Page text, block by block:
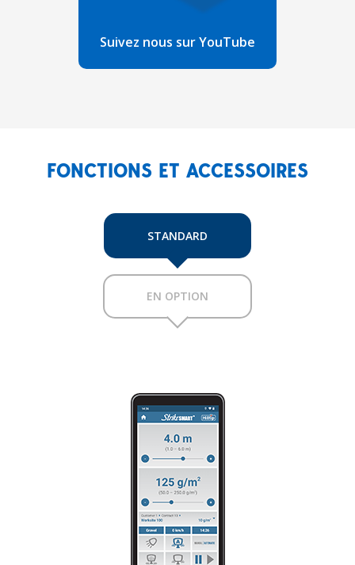
Suivez nous sur YouTube
FONCTIONS ET ACCESSOIRES
STANDARD
EN OPTION